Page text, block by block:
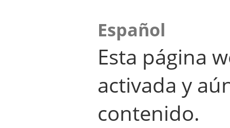
Español
Esta página
activada y
contenido.